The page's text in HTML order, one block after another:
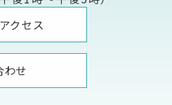
クセス
わせ